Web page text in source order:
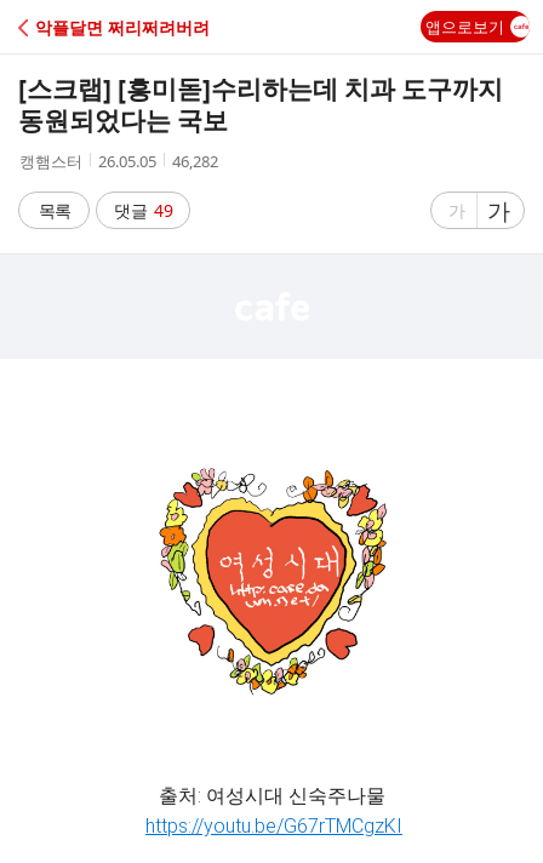
C
A
악플달면 쩌리쩌려버려 앱으로보기
[스크랩] [흥미돋]수리하는데 치과 도구까지
동원되었다는 국보
작
자
캥햄스터
작
시
간
26.05.05
조
수
46,282
목록 댓글 49
글
가
글
자
가
출처: 여성시대 신숙주나물
https://youtu.be/G67rTMCgzKI